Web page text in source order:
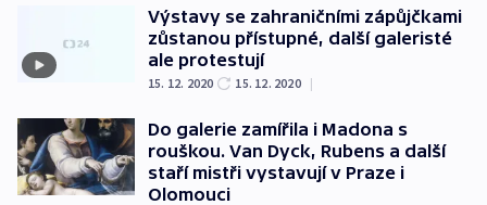
Výstavy se zahraničními zápůjčkami
zůstanou přístupné, další galeristé
ale protestují
15. 12. 2020 15. 12. 2020 |
Do galerie zamířila i Madona s
rouškou. Van Dyck, Rubens a další
staří mistři vystavují v Praze i
Olomouci